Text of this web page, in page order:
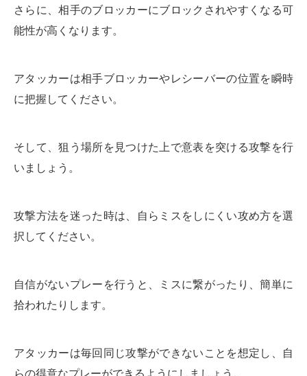
さらに、相手のブロッカーにブロックされやすくなる可
能性が高くなります。
アタッカーは相手ブロッカーやレシーバーの位置を瞬時
に把握してください。
そして、狙う場所を見つけた上で意表を突ける攻撃を行
いましょう。
攻撃方法を迷った時は、自らミスをしにくい攻め方を選
択してください。
自信がないプレーを行うと、ミスに繋がったり、簡単に
拾われたりします。
アタッカーは毎回同じ攻撃ができないことを想定し、自
らの得意なプレーができるようにしましょう。